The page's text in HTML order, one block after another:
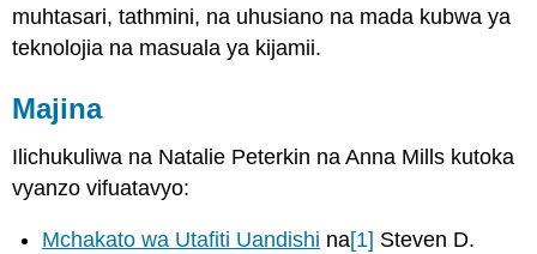
muhtasari, tathmini, na uhusiano na mada kubwa ya
teknolojia na masuala ya kijamii.
Majina
Ilichukuliwa na Natalie Peterkin na Anna Mills kutoka
vyanzo vifuatavyo:
Mchakato wa Utafiti Uandishi na[1] Steven D.